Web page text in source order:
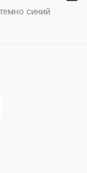
синий